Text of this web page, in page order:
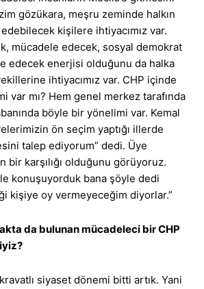
gözükara, meşru zeminde halkın
kişilere ihtiyacımız var.
mücadele edecek, sosyal demokrat
edecek enerjisi olduğunu da halka
ihtiyacımız var. CHP içinde
var mı? Hem genel merkez tarafında
böyle bir yönelimi var. Kemal
ön seçim yaptığı illerde
talep ediyorum” dedi. Üye
bir karşılığı olduğunu görüyoruz.
konuşuyorduk bana şöyle dedi
kişiye oy vermeyeceğim diyorlar.”
da bulunan mücadeleci bir CHP
siyaset dönemi bitti artık. Yani